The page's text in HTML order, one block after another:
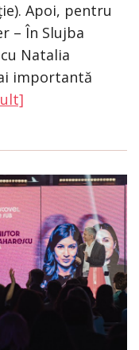
Apoi, pentru
– În Slujba
Natalia
importantă